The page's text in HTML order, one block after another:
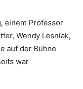
einem Professor
Wendy Lesniak,
auf der Bühne
war